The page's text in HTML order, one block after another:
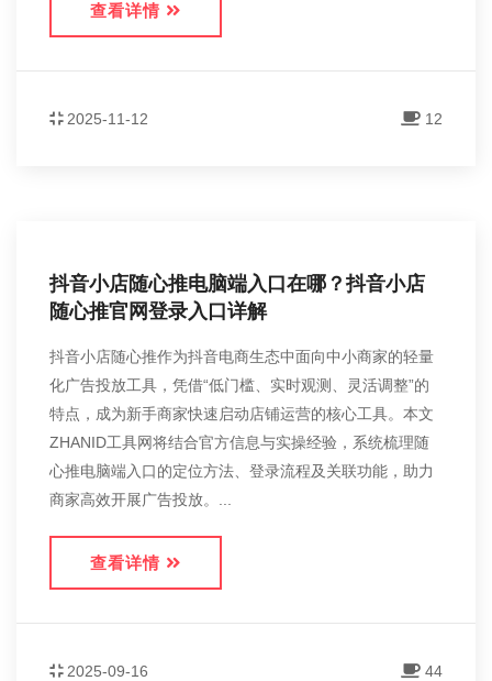
查看详情
2025-11-12 12
抖音小店随心推电脑端入口在哪？抖音小店
随心推官网登录入口详解
抖音小店随心推作为抖音电商生态中面向中小商家的轻量
化广告投放工具，凭借“低门槛、实时观测、灵活调整”的
特点，成为新手商家快速启动店铺运营的核心工具。本文
ZHANID工具网将结合官方信息与实操经验，系统梳理随
心推电脑端入口的定位方法、登录流程及关联功能，助力
商家高效开展广告投放。...
查看详情
2025-09-16 44